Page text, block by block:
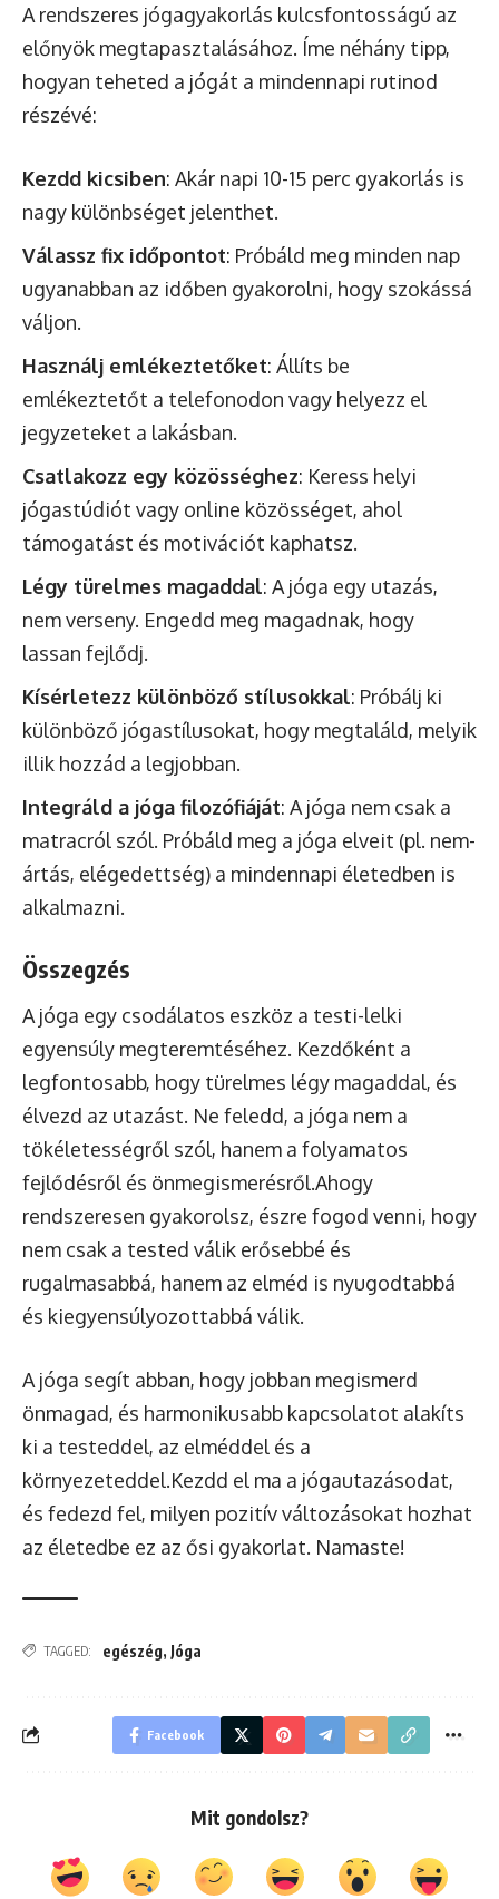
A rendszeres jógagyakorlás kulcsfontosságú az
előnyök megtapasztalásához. Íme néhány tipp,
hogyan teheted a jógát a mindennapi rutinod
részévé:
Kezdd kicsiben: Akár napi 10-15 perc gyakorlás is
nagy különbséget jelenthet.
Válassz fix időpontot: Próbáld meg minden nap
ugyanabban az időben gyakorolni, hogy szokássá
váljon.
Használj emlékeztetőket: Állíts be
emlékeztetőt a telefonodon vagy helyezz el
jegyzeteket a lakásban.
Csatlakozz egy közösséghez: Keress helyi
jógastúdiót vagy online közösséget, ahol
támogatást és motivációt kaphatsz.
Légy türelmes magaddal: A jóga egy utazás,
nem verseny. Engedd meg magadnak, hogy
lassan fejlődj.
Kísérletezz különböző stílusokkal: Próbálj ki
különböző jógastílusokat, hogy megtaláld, melyik
illik hozzád a legjobban.
Integráld a jóga filozófiáját: A jóga nem csak a
matracról szól. Próbáld meg a jóga elveit (pl. nem-
ártás, elégedettség) a mindennapi életedben is
alkalmazni.
Összegzés
A jóga egy csodálatos eszköz a testi-lelki
egyensúly megteremtéséhez. Kezdőként a
legfontosabb, hogy türelmes légy magaddal, és
élvezd az utazást. Ne feledd, a jóga nem a
tökéletességről szól, hanem a folyamatos
fejlődésről és önmegismerésről.Ahogy
rendszeresen gyakorolsz, észre fogod venni, hogy
nem csak a tested válik erősebbé és
rugalmasabbá, hanem az elméd is nyugodtabbá
és kiegyensúlyozottabbá válik.
A jóga segít abban, hogy jobban megismerd
önmagad, és harmonikusabb kapcsolatot alakíts
ki a testeddel, az elméddel és a
környezeteddel.Kezdd el ma a jógautazásodat,
és fedezd fel, milyen pozitív változásokat hozhat
az életedbe ez az ősi gyakorlat. Namaste!
TAGGED: egészég, Jóga
Facebook
Mit gondolsz?